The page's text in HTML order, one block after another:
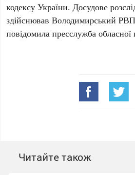
кодексу України. Досудове
здійснював Володимирський
повідомила пресслужба
Читайте також